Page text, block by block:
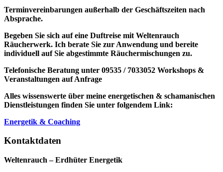
Terminvereinbarungen außerhalb der Geschäftszeiten nach
Absprache.
Begeben Sie sich auf eine Duftreise mit Weltenrauch
Räucherwerk. Ich berate Sie zur Anwendung und bereite
individuell auf Sie abgestimmte Räuchermischungen zu.
Telefonische Beratung unter 09535 / 7033052 Workshops &
Veranstaltungen auf Anfrage
Alles wissenswerte über meine energetischen & schamanischen
Dienstleistungen finden Sie unter folgendem Link:
Energetik & Coaching
Kontaktdaten
Weltenrauch – Erdhüter Energetik